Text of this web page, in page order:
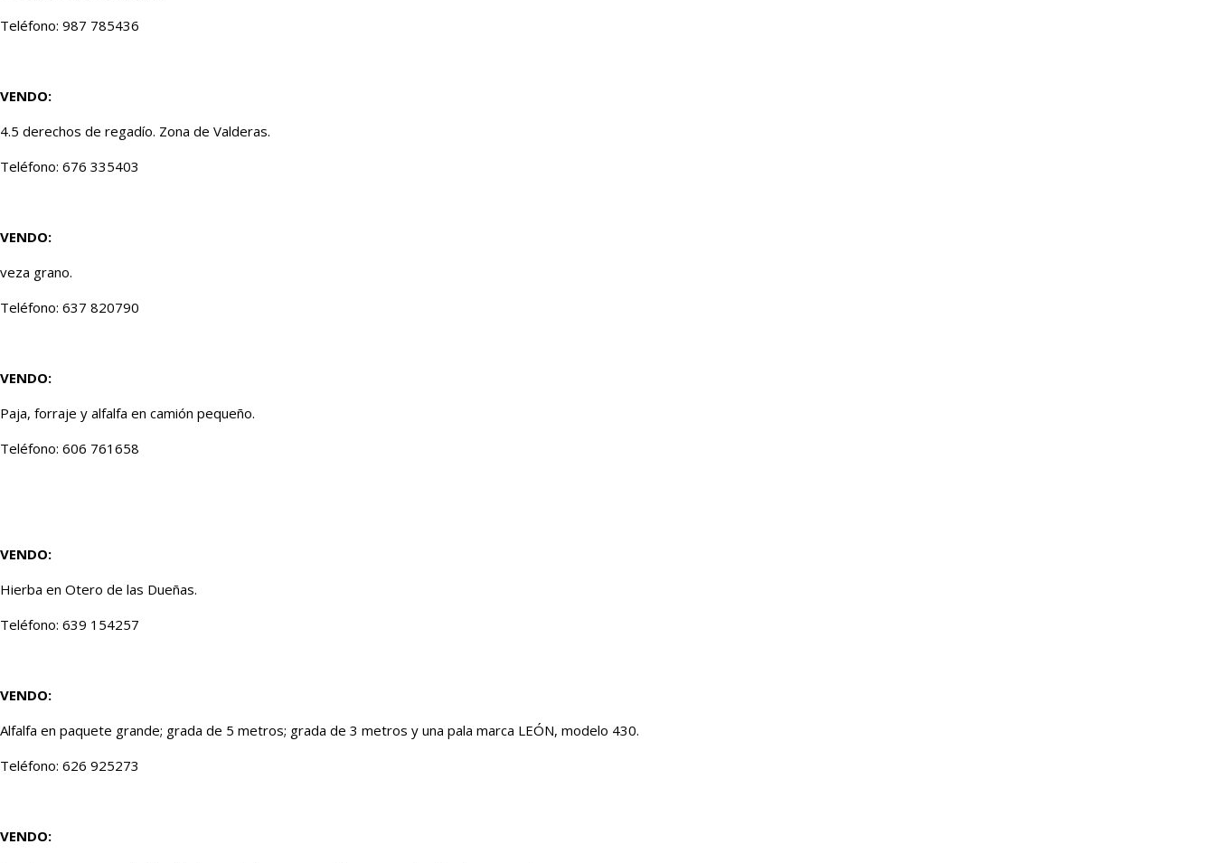
Teléfono: 987 785436
VENDO:
4.5 derechos de regadío. Zona de Valderas.
Teléfono: 676 335403
VENDO:
veza grano.
Teléfono: 637 820790
VENDO:
Paja, forraje y alfalfa en camión pequeño.
Teléfono: 606 761658
VENDO:
Hierba en Otero de las Dueñas.
Teléfono: 639 154257
VENDO:
Alfalfa en paquete grande; grada de 5 metros; grada de 3 metros y una pala marca LEÓN, modelo 430.
Teléfono: 626 925273
VENDO: